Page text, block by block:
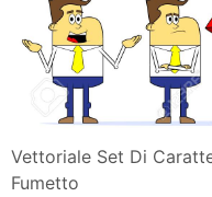
Vettoriale Set Di
Fumetto